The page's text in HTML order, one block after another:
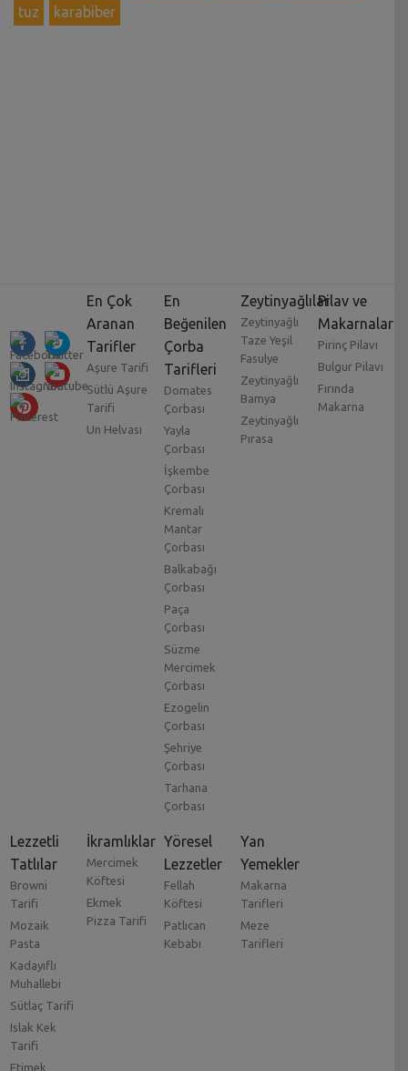
tuz
karabiber
En Çok
Aranan
Tarifler
Aşure Tarifi
Sütlü Aşure
Tarifi
Un Helvası
En
Beğenilen
Çorba
Tarifleri
Domates
Çorbası
Yayla
Çorbası
İşkembe
Çorbası
Kremalı
Mantar
Çorbası
Balkabağı
Çorbası
Paça
Çorbası
Süzme
Mercimek
Çorbası
Ezogelin
Çorbası
Şehriye
Çorbası
Tarhana
Çorbası
Zeytinyağlılar
Zeytinyağlı
Taze Yeşil
Fasulye
Zeytinyağlı
Bamya
Zeytinyağlı
Pırasa
Pilav ve
Makarnalar
Pirinç Pilavı
Bulgur Pilavı
Fırında
Makarna
Lezzetli
Tatlılar
Browni
Tarifi
Mozaik
Pasta
Kadayıflı
Muhallebi
Sütlaç Tarifi
Islak Kek
Tarifi
Etimek
İkramlıklar
Mercimek
Köftesi
Ekmek
Pizza Tarifi
Yöresel
Lezzetler
Fellah
Köftesi
Patlıcan
Kebabı
Yan
Yemekler
Makarna
Tarifleri
Meze
Tarifleri